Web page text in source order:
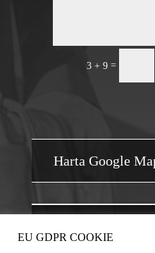
3 + 9 =
Harta Google
EU GDPR COOKIE